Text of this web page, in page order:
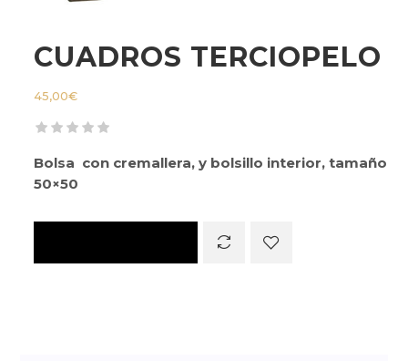
CUADROS TERCIOPELO
45,00€
Bolsa con cremallera, y bolsillo interior, tamaño
50×50